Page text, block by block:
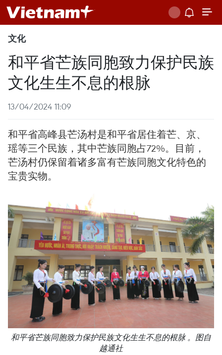
文化
和平省芒族同胞致力保护民族
文化生生不息的根脉
13/04/2024 11:09
和平省高峰县芒汤村是和平省居住着芒、京、
瑶等三个民族，其中芒族同胞占72%。目前，
芒汤村仍保留着诸多富有芒族同胞文化特色的
宝贵实物。
和平省芒族同胞致力保护民族文化生生不息的根脉 。图自
越通社